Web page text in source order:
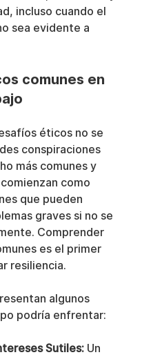
incluso cuando el
sea evidente a
comunes en
éticos no se
conspiraciones
más comunes y
como
que pueden
graves si no se
Comprender
es el primer
resiliencia.
algunos
podría enfrentar:
Sutiles: Un